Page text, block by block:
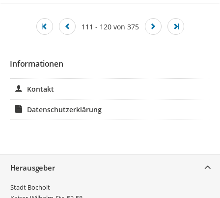
111 - 120 von 375
Informationen
Kontakt
Datenschutzerklärung
Herausgeber
Stadt Bocholt